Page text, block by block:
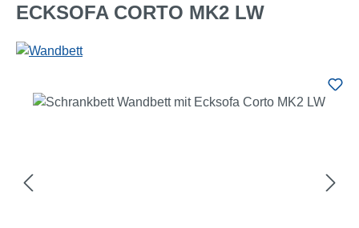
ECKSOFA CORTO MK2 LW
Bildergalerie überspringen